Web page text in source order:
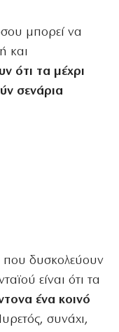
μπορεί να
και
ότι τα μέχρι
σενάρια
δυσκολεύουν
είναι ότι τα
ένα κοινό
συνάχι,